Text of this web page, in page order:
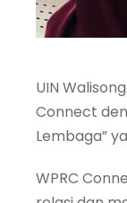
UIN
Connect
Lembaga”
WPRC